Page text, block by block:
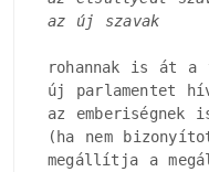
az új szavak
rohannak is át a
új parlamentet
az
(ha nem
megállítja a